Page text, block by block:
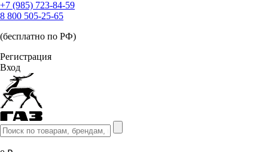
+7 (985) 723-84-59
8 800 505-25-65
(бесплатно по РФ)
Регистрация
Вход